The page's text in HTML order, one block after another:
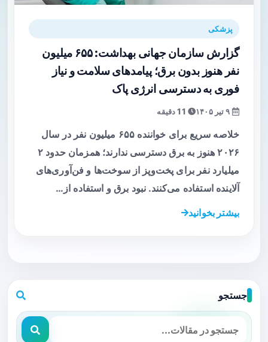
پزشکی
گزارش سازمان جهانی بهداشت: ۶۵۵ میلیون
نفر هنوز بدون برق؛ پیامدهای سلامت و نیاز
فوری به دسترسی انرژی پاک
خلاصه سریع برای خواننده ۶۵۵ میلیون نفر در سال
۲۰۲۶ هنوز به برق دسترسی ندارند؛ همزمان حدود ۲
میلیارد نفر برای پخت‌وپز از سوخت‌ها و فن‌آوری‌های
آلاینده استفاده می‌کنند. نبود برق و استفاده از…
بیشتر بخوانید
جستجو